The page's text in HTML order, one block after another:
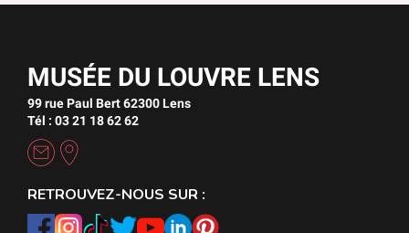
MUSÉE DU LOUVRE LENS
99 rue Paul Bert 62300 Lens
Tél : 03 21 18 62 62
RETROUVEZ-NOUS SUR :